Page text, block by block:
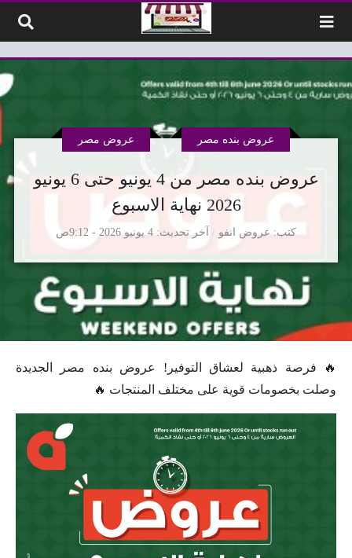
عروض بنده مصر من 4 يونيو حتى 6 يونيو
2026 نهاية الاسبوع
كتب عروض انفو
عروض بنده مصر عروض مصر
آخر تحديث 4 يونيو 2026 - 9:12ص
🔥 فرصة ذهبية لعشاق التوفير! عروض بنده مصر الجديدة
وصلت بخصومات قوية على مختلف المنتجات 🔥